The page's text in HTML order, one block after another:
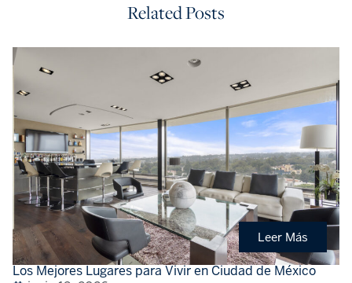
Related Posts
Leer Más
Los Mejores Lugares para Vivir en Ciudad de México